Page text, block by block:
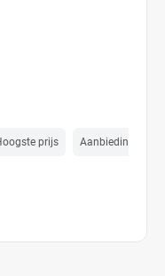
prijs Aanbiedings prijs